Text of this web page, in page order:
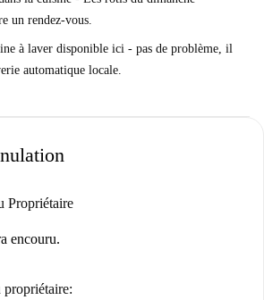
promenade du campus.
...
au 5ème étage sans ascenseur. Un peu de
au 5ème étage de la rue Klein-
Il est abordable et fonctionnel, avec toutes
et du bar. Votre aventure étudiante à
un rendez-vous.
à laver disponible ici - pas de problème, il
automatique locale.
Propriétaire
encouru.
propriétaire: